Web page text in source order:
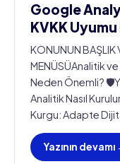
Google
KVKK
KONUNUN BAŞLIK
MENÜSÜAnalitik
Neden Önemli?
Analitik Nasıl
Kurgu: Adapte
Yazının devamı